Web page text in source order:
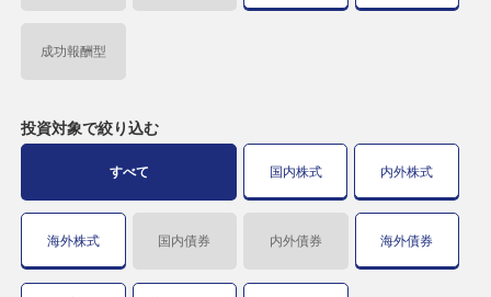
成功報酬型
投資対象で絞り込む
すべて 国内株式 内外株式
海外株式 国内債券 内外債券 海外債券